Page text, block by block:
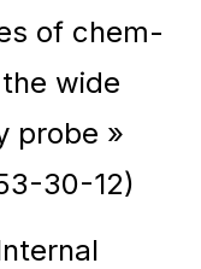
of chem-
wide
probe »
30-12)